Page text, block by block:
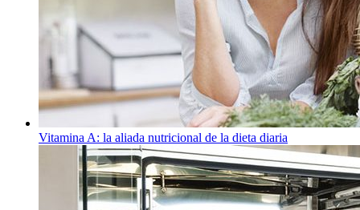
Vitamina A: la aliada nutricional de la dieta diaria